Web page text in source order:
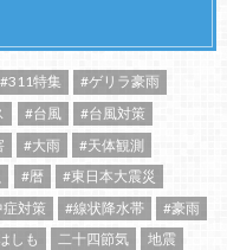
#311特集
#ゲリラ豪雨
#台風
#台風対策
#大雨
#天体観測
#暦
#東日本大震災
対策 #線状降水帯
#豪雨
しも 二十四節気
地震